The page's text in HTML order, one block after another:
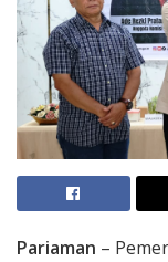
Pariaman –